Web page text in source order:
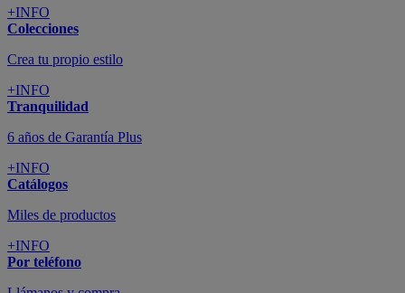
+INFO
Colecciones
Crea tu propio estilo
+INFO
Tranquilidad
6 años de Garantía Plus
+INFO
Catálogos
Miles de productos
+INFO
Por teléfono